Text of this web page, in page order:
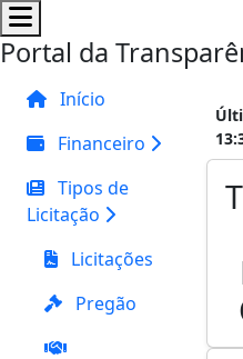
Portal da
Início
Financeiro
Tipos de
Licitação
Licitações
Pregão